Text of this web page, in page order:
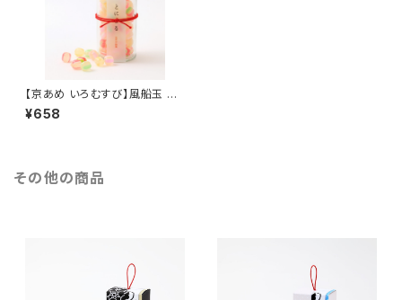
【京あめ いろむすび】風船玉 ビ
ン入りタイプ（手提げ袋付き）
¥658
その他の商品